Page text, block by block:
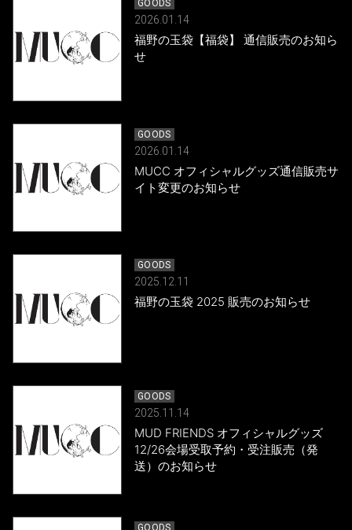
GOODS
2026.01.14
福野の玉袋【福袋】 通信販売のお知ら
せ
GOODS
2026.01.14
MUCC オフィシャルグッズ通信販売サ
イト変更のお知らせ
GOODS
2025.12.11
福野の玉袋 2025 販売のお知らせ
GOODS
2025.11.14
MUD FRIENDS オフィシャルグッズ
12/26会場受取予約・受注販売（発
送）のお知らせ
GOODS